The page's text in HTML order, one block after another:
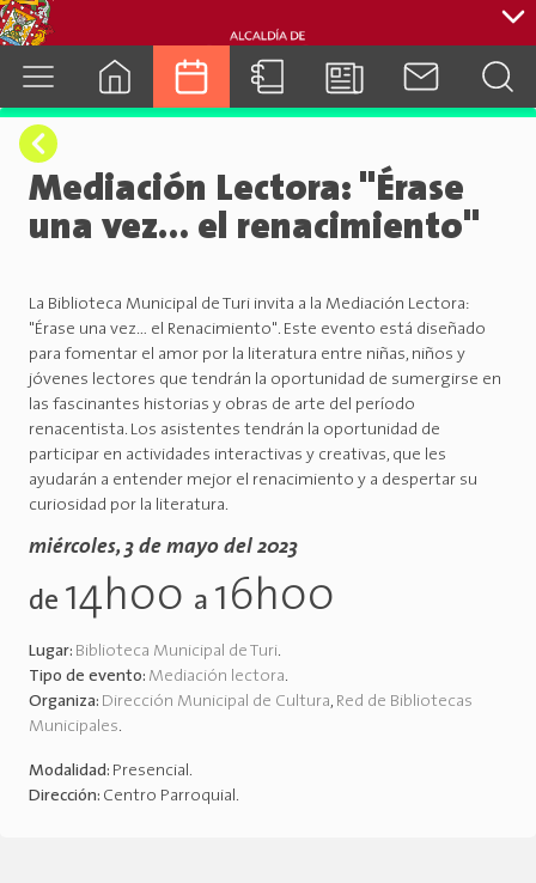
Mediación Lectora: "Érase
una vez… el renacimiento"
La Biblioteca Municipal de Turi invita a la Mediación Lectora:
"Érase una vez… el Renacimiento". Este evento está diseñado
para fomentar el amor por la literatura entre niñas, niños y
jóvenes lectores que tendrán la oportunidad de sumergirse en
las fascinantes historias y obras de arte del período
renacentista. Los asistentes tendrán la oportunidad de
participar en actividades interactivas y creativas, que les
ayudarán a entender mejor el renacimiento y a despertar su
curiosidad por la literatura.
miércoles, 3 de mayo del 2023
de 14h00 a 16h00
Lugar: Biblioteca Municipal de Turi.
Tipo de evento: Mediación lectora.
Organiza: Dirección Municipal de Cultura, Red de Bibliotecas
Municipales.
Modalidad: Presencial.
Dirección: Centro Parroquial.